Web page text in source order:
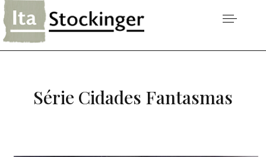
Série Cidades Fantasmas